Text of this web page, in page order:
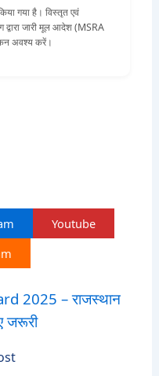
गया है। विस्तृत एवं
द्वारा जारी मूल आदेश (MSRA
अवश्य करें।
Youtube
2025 – राजस्थान
जरूरी